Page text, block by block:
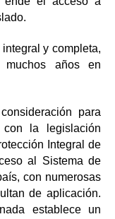
y completa,
muchos años en
para
con la legislación
Integral de
al Sistema de
con numerosas
de aplicación.
establece un